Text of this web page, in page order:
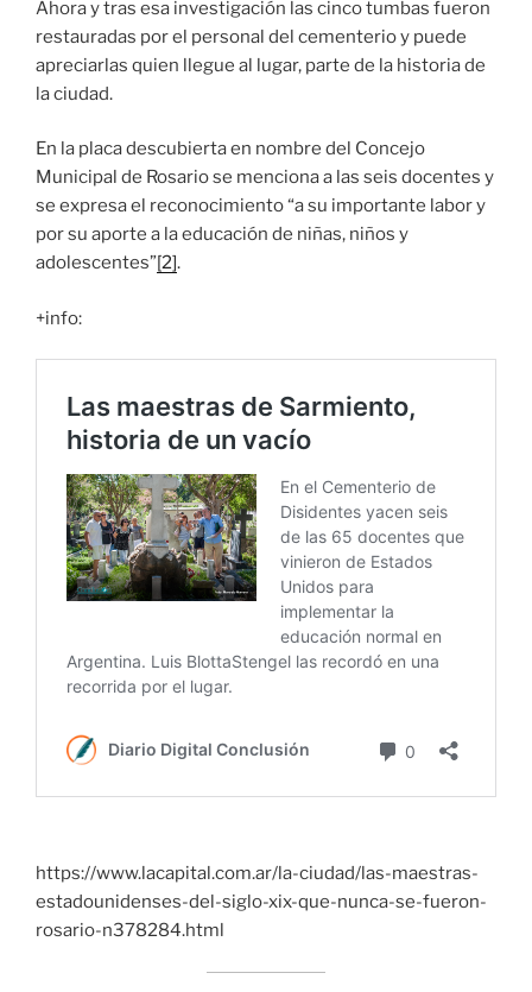
Ahora y tras esa investigación las cinco tumbas fueron
restauradas por el personal del cementerio y puede
apreciarlas quien llegue al lugar, parte de la historia de
la ciudad.
En la placa descubierta en nombre del Concejo
Municipal de Rosario se menciona a las seis docentes y
se expresa el reconocimiento “a su importante labor y
por su aporte a la educación de niñas, niños y
adolescentes”[2].
+info:
https://www.lacapital.com.ar/la-ciudad/las-maestras-
estadounidenses-del-siglo-xix-que-nunca-se-fueron-
rosario-n378284.html